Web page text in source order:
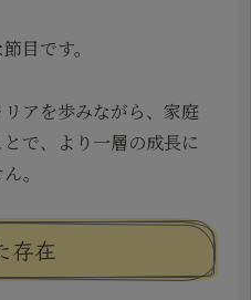
目です。
アを歩みながら、家庭
で、より一層の成長に
。
存在